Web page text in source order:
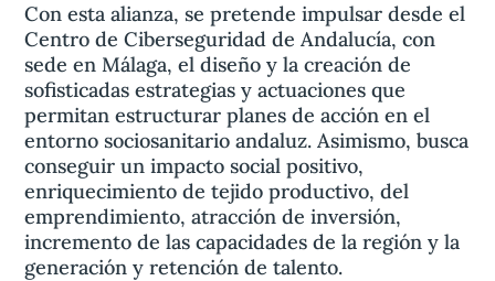
Con esta alianza, se pretende impulsar desde el
Centro de Ciberseguridad de Andalucía, con
sede en Málaga, el diseño y la creación de
sofisticadas estrategias y actuaciones que
permitan estructurar planes de acción en el
entorno sociosanitario andaluz. Asimismo, busca
conseguir un impacto social positivo,
enriquecimiento de tejido productivo, del
emprendimiento, atracción de inversión,
incremento de las capacidades de la región y la
generación y retención de talento.